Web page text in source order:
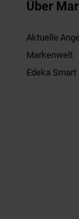
Über
Aktuelle
Markenwelt
Edeka Smart